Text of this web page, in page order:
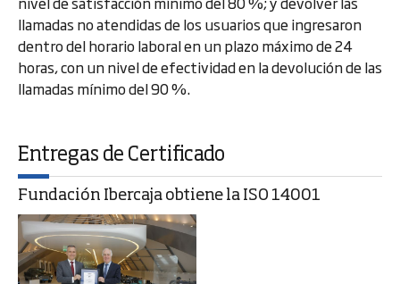
llamadas no atendidas de los usuarios que ingresaron
dentro del horario laboral en un plazo máximo de 24
horas, con un nivel de efectividad en la devolución de las
llamadas mínimo del 90 %.
Entregas de Certificado
Fundación Ibercaja obtiene la ISO 14001